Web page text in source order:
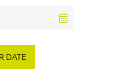
DATE